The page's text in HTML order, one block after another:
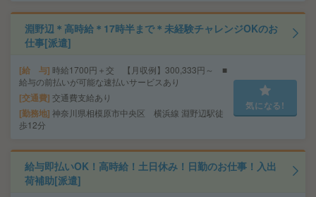
淵野辺＊高時給＊17時半まで＊未経験チャレンジOKのお
仕事[派遣]
給 与 時給1700円＋交 【月収例】300,333円～ ■
給与の前払いが可能な速払いサービスあり
交通費 交通費支給あり
勤務地 神奈川県相模原市中央区 横浜線 淵野辺駅徒
歩12分
気になる!
給与即払いOK！高時給！土日休み！日勤のお仕事！入出
荷補助[派遣]